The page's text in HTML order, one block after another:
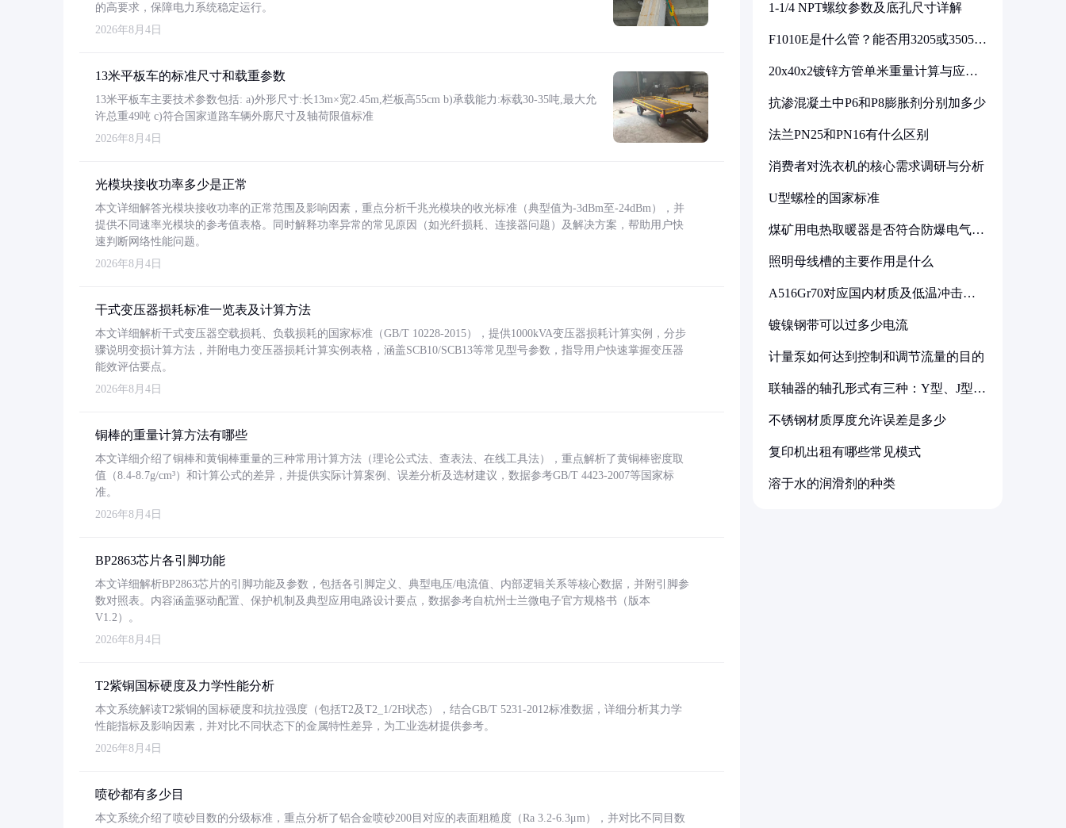
的高要求，保障电力系统稳定运行。
2026年8月4日
13米平板车的标准尺寸和载重参数
13米平板车主要技术参数包括: a)外形尺寸:长13m×宽2.45m,栏板高55cm b)承载能力:标载30-35吨,最大允
许总重49吨 c)符合国家道路车辆外廓尺寸及轴荷限值标准
2026年8月4日
光模块接收功率多少是正常
本文详细解答光模块接收功率的正常范围及影响因素，重点分析千兆光模块的收光标准（典型值为-3dBm至-24dBm），并
提供不同速率光模块的参考值表格。同时解释功率异常的常见原因（如光纤损耗、连接器问题）及解决方案，帮助用户快
速判断网络性能问题。
2026年8月4日
干式变压器损耗标准一览表及计算方法
本文详细解析干式变压器空载损耗、负载损耗的国家标准（GB/T 10228-2015），提供1000kVA变压器损耗计算实例，分步
骤说明变损计算方法，并附电力变压器损耗计算实例表格，涵盖SCB10/SCB13等常见型号参数，指导用户快速掌握变压器
能效评估要点。
2026年8月4日
铜棒的重量计算方法有哪些
本文详细介绍了铜棒和黄铜棒重量的三种常用计算方法（理论公式法、查表法、在线工具法），重点解析了黄铜棒密度取
值（8.4-8.7g/cm³）和计算公式的差异，并提供实际计算案例、误差分析及选材建议，数据参考GB/T 4423-2007等国家标
准。
2026年8月4日
BP2863芯片各引脚功能
本文详细解析BP2863芯片的引脚功能及参数，包括各引脚定义、典型电压/电流值、内部逻辑关系等核心数据，并附引脚参
数对照表。内容涵盖驱动配置、保护机制及典型应用电路设计要点，数据参考自杭州士兰微电子官方规格书（版本
V1.2）。
2026年8月4日
T2紫铜国标硬度及力学性能分析
本文系统解读T2紫铜的国标硬度和抗拉强度（包括T2及T2_1/2H状态），结合GB/T 5231-2012标准数据，详细分析其力学
性能指标及影响因素，并对比不同状态下的金属特性差异，为工业选材提供参考。
2026年8月4日
喷砂都有多少目
本文系统介绍了喷砂目数的分级标准，重点分析了铝合金喷砂200目对应的表面粗糙度（Ra 3.2-6.3μm），并对比不同目数
1-1/4 NPT螺纹参数及底孔尺寸详解
F1010E是什么管？能否用3205或3505代
20x40x2镀锌方管单米重量计算与应用
抗渗混凝土中P6和P8膨胀剂分别加多少
法兰PN25和PN16有什么区别
消费者对洗衣机的核心需求调研与分析
U型螺栓的国家标准
煤矿用电热取暖器是否符合防爆电气设
照明母线槽的主要作用是什么
A516Gr70对应国内材质及低温冲击要
镀镍钢带可以过多少电流
计量泵如何达到控制和调节流量的目的
联轴器的轴孔形式有三种：Y型、J型、
不锈钢材质厚度允许误差是多少
复印机出租有哪些常见模式
溶于水的润滑剂的种类